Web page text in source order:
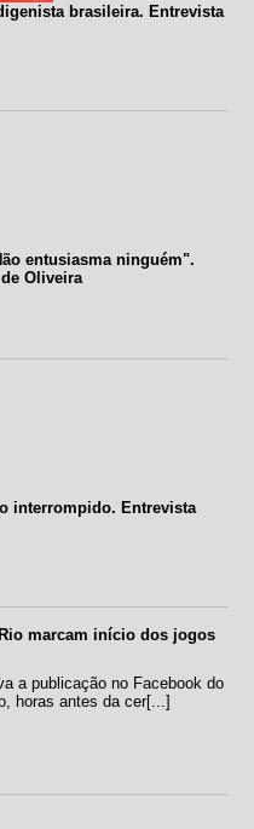
brasileira. Entrevista
entusiasma ninguém".
Oliveira
interrompido. Entrevista
marcam início dos jogos
a publicação no Facebook do
horas antes da cer[...]